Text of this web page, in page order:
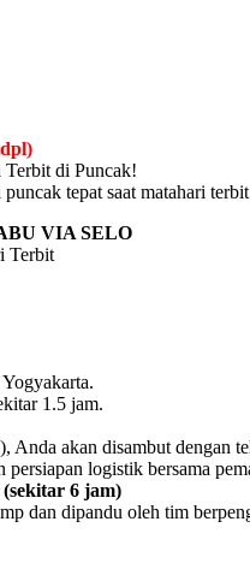
di Puncak!
tepat saat matahari
VIA SELO
Terbit
1.5 jam.
akan disambut dengan
logistik bersama
(sekitar 6 jam)
dan dipandu oleh tim